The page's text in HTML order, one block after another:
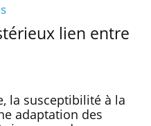
lien entre
la susceptibilité à la
adaptation des